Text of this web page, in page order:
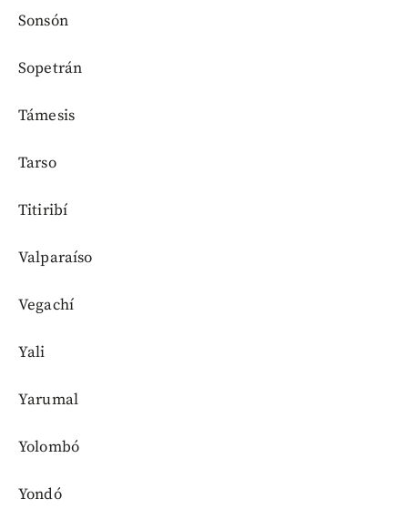
Sonsón
Sopetrán
Támesis
Tarso
Titiribí
Valparaíso
Vegachí
Yali
Yarumal
Yolombó
Yondó